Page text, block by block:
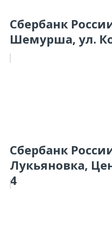
Сбербанк
Шемурша, ул.
Сбербанк
Лукьяновка,
4